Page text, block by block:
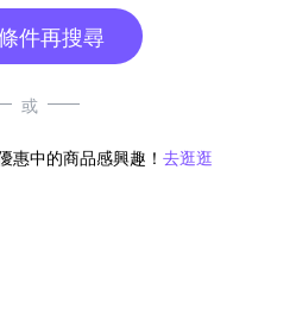
件再搜尋
或
惠中的商品感興趣！ 去逛逛